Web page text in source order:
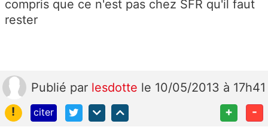
compris que ce n'est pas chez SFR qu'il faut
rester
Publié par lesdotte le 10/05/2013 à 17h41
!
citer + -